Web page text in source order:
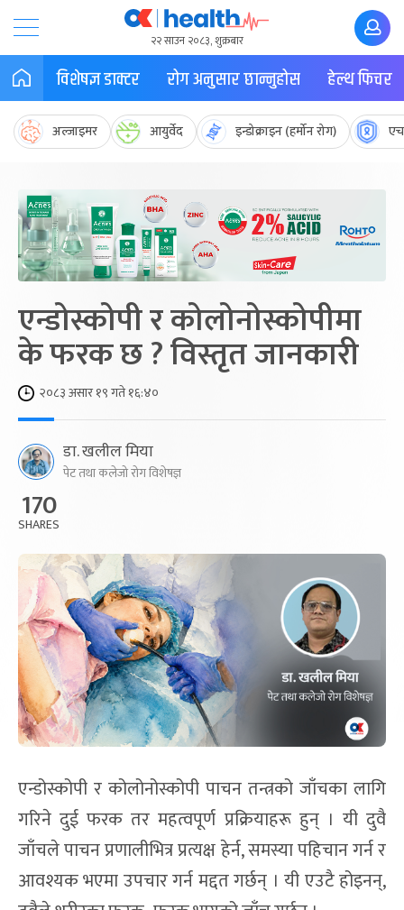
२२ साउन २०८३, शुक्रबार
विशेषज्ञ डाक्टर रोग अनुसार छान्नुहोस हेल्थ फिचर
अल्जाइमर आयुर्वेद इन्डोक्राइन (हर्मोन रोग)
एन्डोस्कोपी र कोलोनोस्कोपीमा
के फरक छ ? विस्तृत जानकारी
२०८३ असार १९ गते १६:४०
डा. खलील मिया
पेट तथा कलेजो रोग विशेषज्ञ
170
SHARES
एन्डोस्कोपी र कोलोनोस्कोपी पाचन तन्त्रको जाँचका लागि
गरिने दुई फरक तर महत्वपूर्ण प्रक्रियाहरू हुन् । यी दुवै
जाँचले पाचन प्रणालीभित्र प्रत्यक्ष हेर्न, समस्या पहिचान गर्न र
आवश्यक भएमा उपचार गर्न मद्दत गर्छन् । यी एउटै होइनन्,